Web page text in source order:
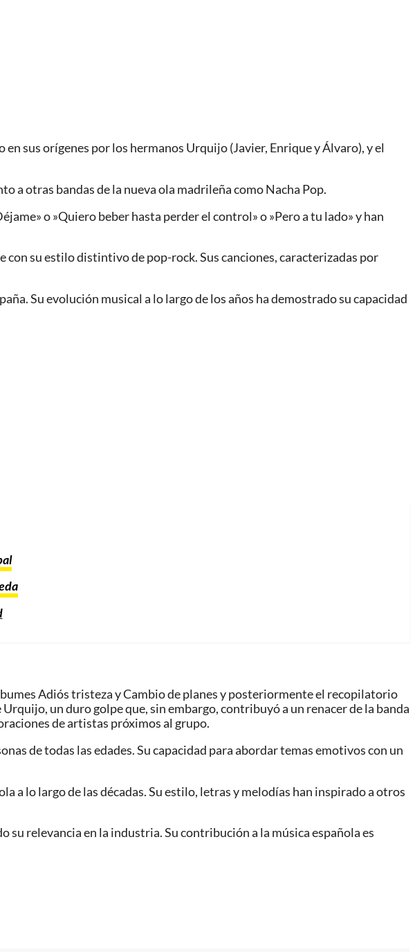
sus orígenes por los hermanos Urquijo (Javier, Enrique y Álvaro), y el
a otras bandas de la nueva ola madrileña como Nacha Pop.
o »Quiero beber hasta perder el control» o »Pero a tu lado» y han
con su estilo distintivo de pop-rock. Sus canciones, caracterizadas por
Su evolución musical a lo largo de los años ha demostrado su capacidad
Adiós tristeza y Cambio de planes y posteriormente el recopilatorio
un duro golpe que, sin embargo, contribuyó a un renacer de la banda
de artistas próximos al grupo.
de todas las edades. Su capacidad para abordar temas emotivos con un
a lo largo de las décadas. Su estilo, letras y melodías han inspirado a otros
relevancia en la industria. Su contribución a la música española es